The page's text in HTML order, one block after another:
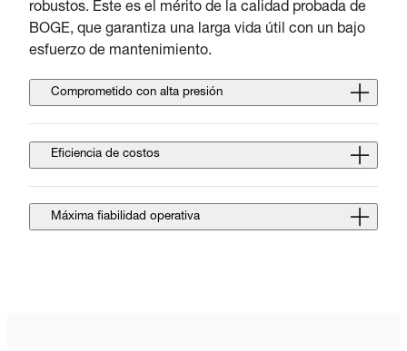
robustos. Este es el mérito de la calidad probada de
BOGE, que garantiza una larga vida útil con un bajo
esfuerzo de mantenimiento.
Comprometido con alta presión
Eficiencia de costos
Máxima fiabilidad operativa